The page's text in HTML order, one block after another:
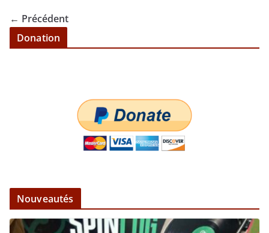
← Précédent
Donation
Nouveautés